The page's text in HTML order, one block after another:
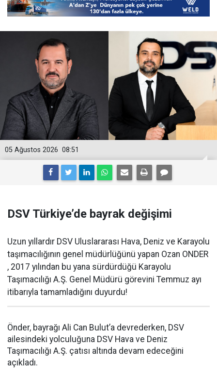
08:51
05 Ağustos 2026
DSV Türkiye’de bayrak değişimi
Uzun yıllardır DSV Uluslararası Hava, Deniz ve Karayolu
taşımacılığının genel müdürlüğünü yapan Ozan ONDER
, 2017 yılından bu yana sürdürdüğü Karayolu
Taşımacılığı A.Ş. Genel Müdürü görevini Temmuz ayı
itibarıyla tamamladığını duyurdu!
Önder, bayrağı Ali Can Bulut’a devrederken, DSV
ailesindeki yolculuğuna DSV Hava ve Deniz
Taşımacılığı A.Ş. çatısı altında devam edeceğini
açıkladı.